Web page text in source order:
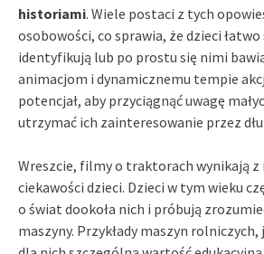
historiami. Wiele postaci z tych
osobowości, co sprawia, że dzieci
identyfikują lub po prostu się nimi
animacjom i dynamicznemu tempie
potencjał, aby przyciągnąć uwagę
utrzymać ich zainteresowanie przez
Wreszcie, filmy o traktorach wynikają
ciekawości dzieci. Dzieci w tym wieku
o świat dookoła nich i próbują
maszyny. Przykłady maszyn